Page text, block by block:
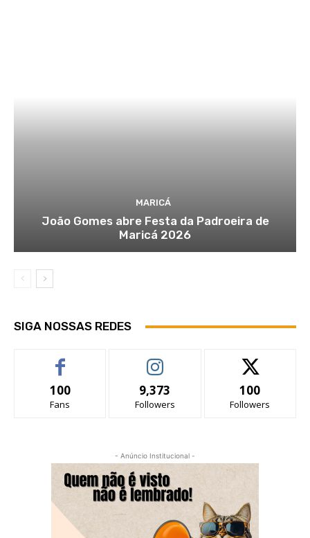
MARICÁ
João Gomes abre Festa da Padroeira de
Maricá 2026
SIGA NOSSAS REDES
100
Fans
9,373
Followers
100
Followers
- Anúncio Institucional -